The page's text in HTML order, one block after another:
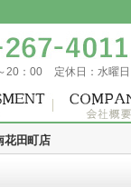
20：00 定休日： 水曜日
花田町店